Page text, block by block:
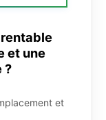
et une
?
et